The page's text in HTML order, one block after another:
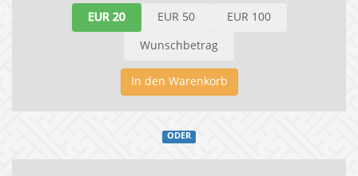
EUR 20 EUR 50 EUR 100
Wunschbetrag
In den Warenkorb
ODER